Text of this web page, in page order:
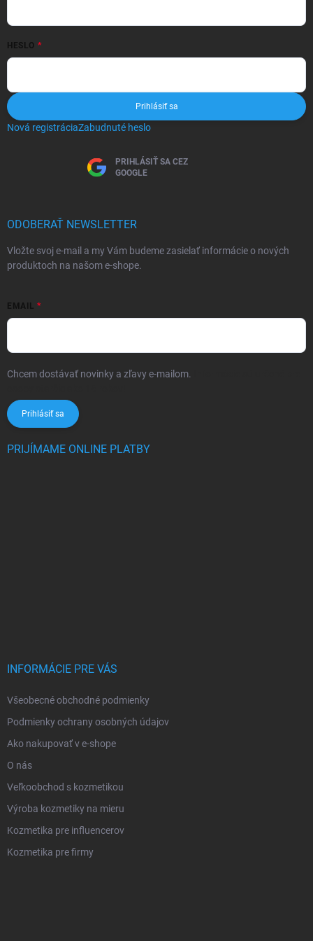
HESLO
Prihlásiť sa
Nová registráciaZabudnuté heslo
PRIHLÁSIŤ SA CEZ
GOOGLE
ODOBERAŤ NEWSLETTER
Vložte svoj e-mail a my Vám budeme zasielať informácie o nových
produktoch na našom e-shope.
EMAIL
Chcem dostávať novinky a zľavy e-mailom.
Prihlásiť sa
PRIJÍMAME ONLINE PLATBY
INFORMÁCIE PRE VÁS
Všeobecné obchodné podmienky
Podmienky ochrany osobných údajov
Ako nakupovať v e-shope
O nás
Veľkoobchod s kozmetikou
Výroba kozmetiky na mieru
Kozmetika pre influencerov
Kozmetika pre firmy